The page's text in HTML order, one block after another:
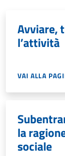
Avviare,
l’attività
VAI ALLA
la
sociale